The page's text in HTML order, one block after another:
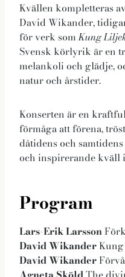
Kvällen kompletteras
David Wikander,
för verk somKung
Svensk körlyrik är en
melankoli och glädje,
natur och årstider.
Konserten är en
förmåga att förena,
dåtidens och
och inspirerande kväll
Program
Lars-Erik Larsson
David Wikander
David Wikander